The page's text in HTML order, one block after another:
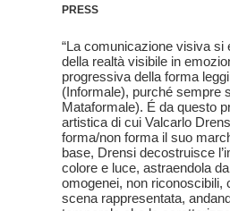
PRESS
“La comunicazione visiva
della realtà visibile in
progressiva della forma
(Informale), purché sempre
Mataformale). É da questo
artistica di cui Valcarlo
forma/non forma il suo
base, Drensi decostruisce
colore e luce, astraendola
omogenei, non riconoscibili,
scena rappresentata,